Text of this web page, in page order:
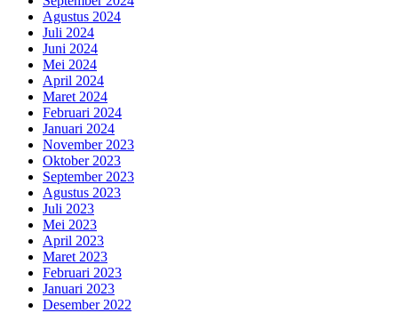
Agustus 2024
Juli 2024
Juni 2024
Mei 2024
April 2024
Maret 2024
Februari 2024
Januari 2024
November 2023
Oktober 2023
September 2023
Agustus 2023
Juli 2023
Mei 2023
April 2023
Maret 2023
Februari 2023
Januari 2023
Desember 2022